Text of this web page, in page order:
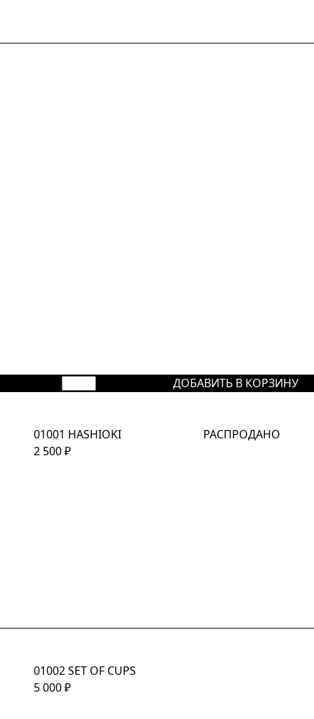
ДОБАВИТЬ В КОРЗИНУ
01001 HASHIOKI
2 500₽
РАСПРОДАНО
01002 SET OF CUPS
5 000₽